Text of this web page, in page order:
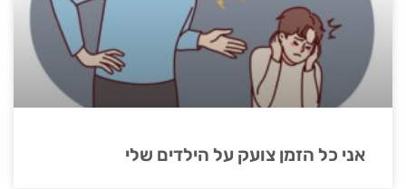
אני כל הזמן צועק על הילדים שלי